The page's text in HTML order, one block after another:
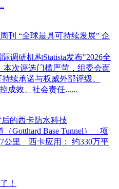
刊 “全球最具可持续发展” 企
调研机构Statista发布"2026全
次评选门槛严苛，组委会面
续承诺与权威外部评级、
成效、社会责任......
的西卡防水科技
Gotthard Base Tunnel） 项
公里 西卡应用： 约330万平
！